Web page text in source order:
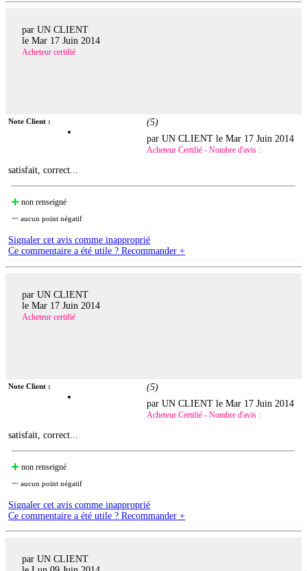
par UN CLIENT
le Mar 17 Juin 2014
Acheteur certifié
Note Client : (5)
par UN CLIENT leMar 17 Juin 2014
Acheteur Certifié - Nombre d'avis :
satisfait, correct...
non renseigné
aucun point négatif
Signaler cet avis comme inapproprié
Ce commentaire a été utile ? Recommander +
par UN CLIENT
le Mar 17 Juin 2014
Acheteur certifié
Note Client : (5)
par UN CLIENT leMar 17 Juin 2014
Acheteur Certifié - Nombre d'avis :
satisfait, correct...
non renseigné
aucun point négatif
Signaler cet avis comme inapproprié
Ce commentaire a été utile ? Recommander +
par UN CLIENT